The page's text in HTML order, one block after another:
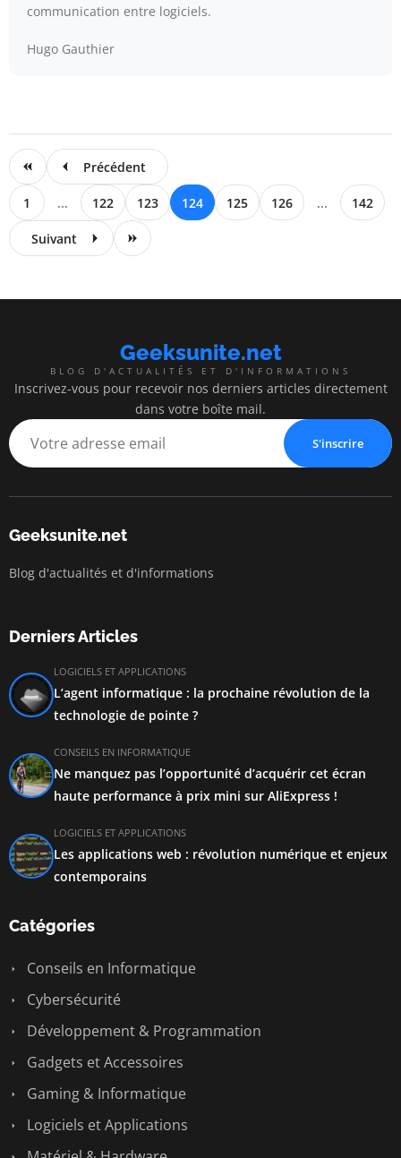
communication entre logiciels.
Hugo Gauthier
Précédent
1 ... 122 123 124 125 126 ... 142
Suivant
Geeksunite.net
BLOG D'ACTUALITÉS ET D'INFORMATIONS
Inscrivez-vous pour recevoir nos derniers articles directement
dans votre boîte mail.
S'inscrire
Geeksunite.net
Blog d'actualités et d'informations
Derniers Articles
LOGICIELS ET APPLICATIONS
L’agent informatique : la prochaine révolution de la
technologie de pointe ?
CONSEILS EN INFORMATIQUE
Ne manquez pas l’opportunité d’acquérir cet écran
haute performance à prix mini sur AliExpress !
LOGICIELS ET APPLICATIONS
Les applications web : révolution numérique et enjeux
contemporains
Catégories
Conseils en Informatique
Cybersécurité
Développement & Programmation
Gadgets et Accessoires
Gaming & Informatique
Logiciels et Applications